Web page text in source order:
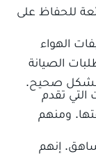
للحفاظ على
الهواء
الصيانة
بشكل صحيح.
التي تقدم
ومنهم
إنهم